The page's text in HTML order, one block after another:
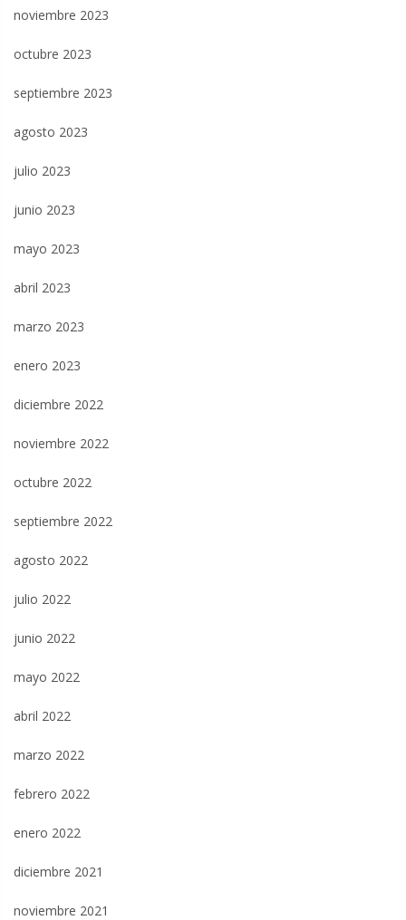
noviembre 2023
octubre 2023
septiembre 2023
agosto 2023
julio 2023
junio 2023
mayo 2023
abril 2023
marzo 2023
enero 2023
diciembre 2022
noviembre 2022
octubre 2022
septiembre 2022
agosto 2022
julio 2022
junio 2022
mayo 2022
abril 2022
marzo 2022
febrero 2022
enero 2022
diciembre 2021
noviembre 2021